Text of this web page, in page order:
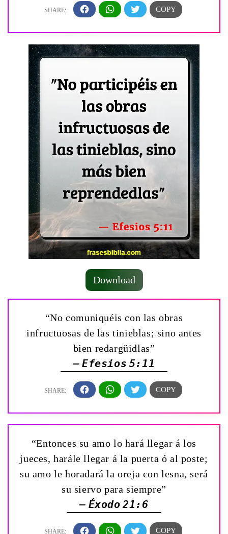
Download
“No comuniquéis con las obras
infructuosas de las tinieblas; sino antes
bien redargüidlas”
— Efesios 5:11
“Entonces su amo lo hará llegar á los
jueces, harále llegar á la puerta ó al poste;
su amo le horadará la oreja con lesna, será
su siervo para siempre”
— Éxodo 21:6